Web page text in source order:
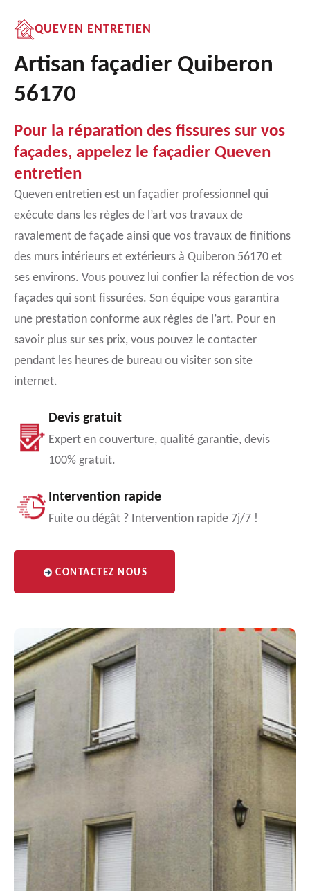
QUEVEN ENTRETIEN
Artisan façadier Quiberon
56170
Pour la réparation des fissures sur vos
façades, appelez le façadier Queven
entretien
Queven entretien est un façadier professionnel qui
exécute dans les règles de l’art vos travaux de
ravalement de façade ainsi que vos travaux de finitions
des murs intérieurs et extérieurs à Quiberon 56170 et
ses environs. Vous pouvez lui confier la réfection de vos
façades qui sont fissurées. Son équipe vous garantira
une prestation conforme aux règles de l’art. Pour en
savoir plus sur ses prix, vous pouvez le contacter
pendant les heures de bureau ou visiter son site
internet.
Devis gratuit
Expert en couverture, qualité garantie, devis
100% gratuit.
Intervention rapide
Fuite ou dégât ? Intervention rapide 7j/7 !
CONTACTEZ NOUS